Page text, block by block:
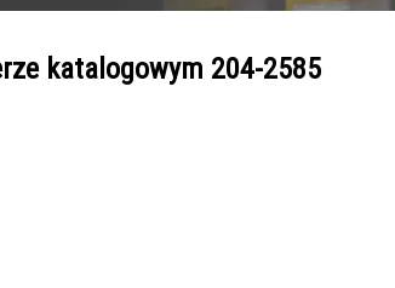
katalogowym 204-2585